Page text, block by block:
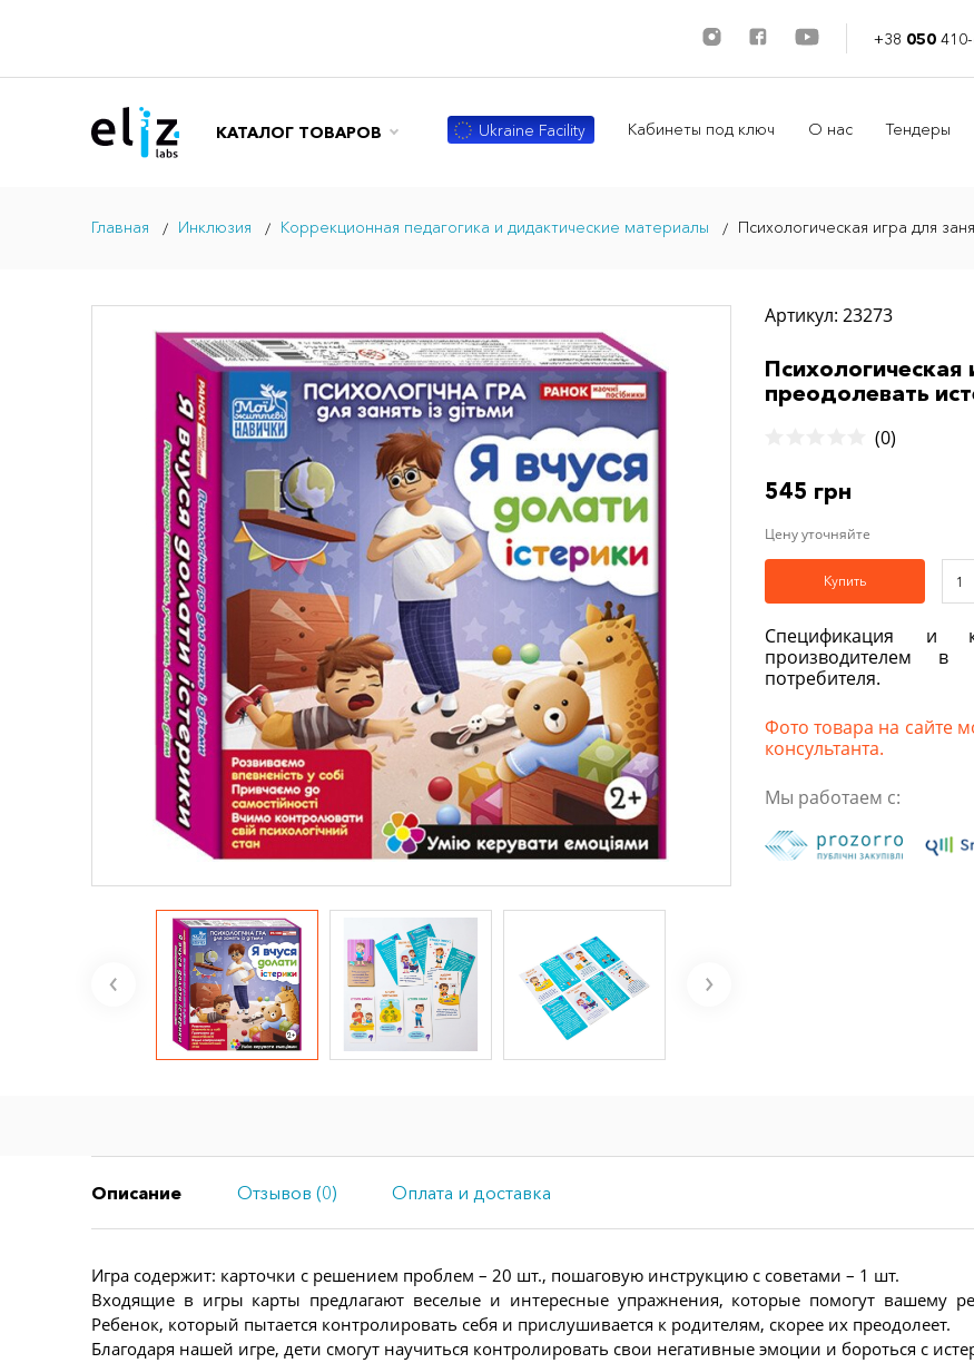
+38 050
КАТАЛОГ ТОВАРОВ Ukraine Facility Кабинеты под ключ О нас Тендеры
Главная Инклюзия Коррекционная педагогика и дидактические материалы Психологическая игра для
Артикул: 23273
Психологическая
преодолевать
(0)
545 грн
Цену уточняйте
Купить
Спецификация и
производителем в
потребителя.
Фото товара на сайте
консультанта.
Мы работаем с:
Описание Отзывов (0) Оплата и доставка
Игра содержит: карточки с решением проблем – 20 шт., пошаговую инструкцию с советами – 1 шт.
Входящие в игры карты предлагают веселые и интересные упражнения, которые помогут вашему
Ребенок, который пытается контролировать себя и прислушивается к родителям, скорее их преодолеет.
Благодаря нашей игре, дети смогут научиться контролировать свои негативные эмоции и бороться с